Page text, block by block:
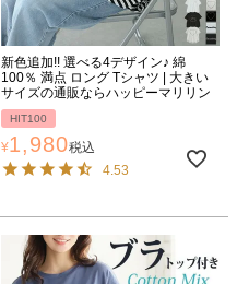
新色追加!! 選べる4デザイン♪ 綿
100％ 満点 ロング Tシャツ | 大きい
サイズの通販ならハッピーマリリン
HIT100
¥1,980税込
4.53